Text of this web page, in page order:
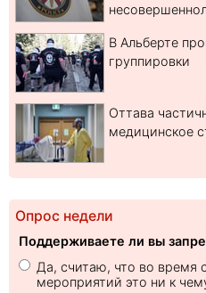
В Альберте
группировки
Оттава
медицинское
Опрос недели
Поддерживаете ли вы
Да, считаю, что во время
мероприятий это ни к